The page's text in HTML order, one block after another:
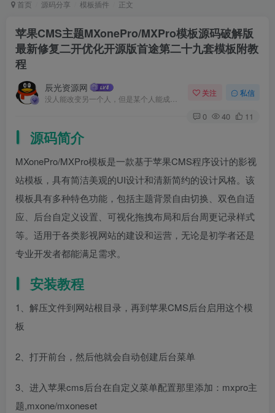
首页 源码分享 模板插件 正文
苹果CMS主题MXonePro/MXPro模板源码破解版
最新修复二开优化开源版首途第二十九套模板附教
程
辰光资源网 关注 私信
0 40 11
源码简介
MXonePro/MXPro模板是一款基于苹果CMS程序设计的影视
站模板，具有简洁美观的UI设计和清新简约的设计风格。该
模板具有多种特色功能，包括主题背景自由切换、双色自适
应、后台自定义设置、可视化拖拽布局和后台周更记录样式
等。适用于各类影视网站的建设和运营，无论是初学者还是
专业开发者都能满足需求。
安装教程
1、解压文件到网站根目录，再到苹果CMS后台启用这个模
板
2、打开前台，然后他就会自动创建后台菜单
3、进入苹果cms后台在自定义菜单配置那里添加：mxpro主
题,mxone/mxoneset